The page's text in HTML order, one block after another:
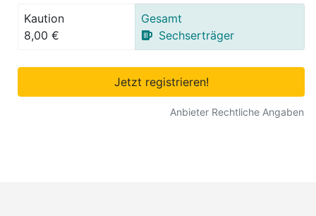
Kaution
8,00 €
Gesamt
Sechserträger
Jetzt registrieren!
Anbieter Rechtliche Angaben